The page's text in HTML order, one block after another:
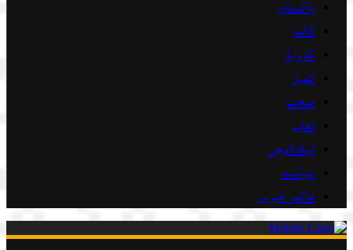
پاکستان
کالمز
کاروبار
کھیل
صحت
تعلیم
ٹیکنالوجی
سیاست
عالمی خبریں